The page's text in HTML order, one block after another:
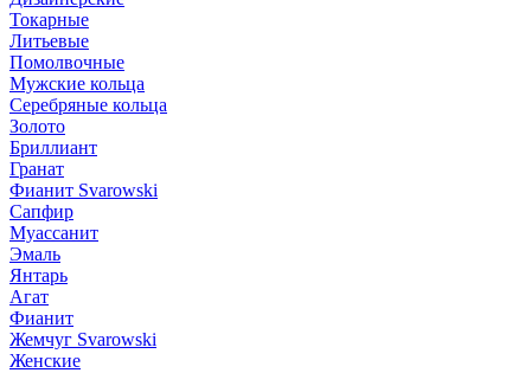
Токарные
Литьевые
Помолвочные
Мужские кольца
Серебряные кольца
Золото
Бриллиант
Гранат
Фианит Svarowski
Сапфир
Муассанит
Эмаль
Янтарь
Агат
Фианит
Жемчуг Svarowski
Женские